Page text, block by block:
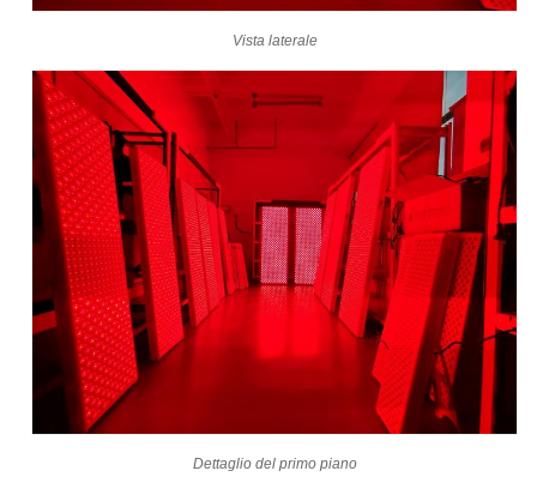
Vista laterale
Dettaglio del primo piano